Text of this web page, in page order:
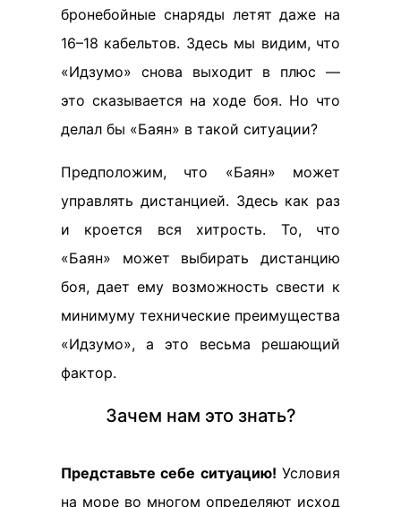
бронебойные снаряды летят даже на
16–18 кабельтов. Здесь мы видим, что
«Идзумо» снова выходит в плюс —
это сказывается на ходе боя. Но что
делал бы «Баян» в такой ситуации?
Предположим, что «Баян» может
управлять дистанцией. Здесь как раз
и кроется вся хитрость. То, что
«Баян» может выбирать дистанцию
боя, дает ему возможность свести к
минимуму технические преимущества
«Идзумо», а это весьма решающий
фактор.
Зачем нам это знать?
Представьте себе ситуацию! Условия
на море во многом определяют исход